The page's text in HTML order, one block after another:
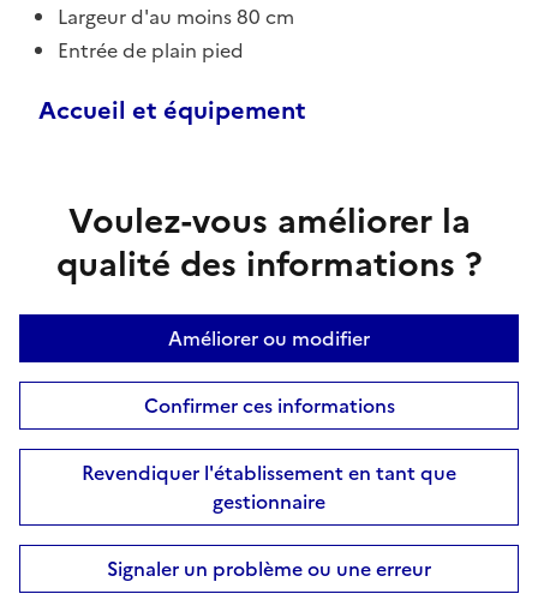
Largeur d'au moins 80 cm
Entrée de plain pied
Accueil et équipement
Voulez-vous améliorer la
qualité des informations ?
Améliorer ou modifier
Confirmer ces informations
Revendiquer l'établissement en tant que
gestionnaire
Signaler un problème ou une erreur